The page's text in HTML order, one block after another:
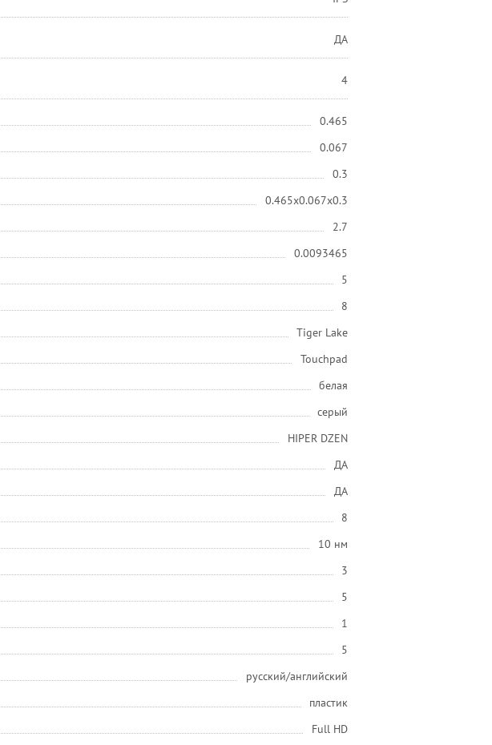
ДА
4
0.465
0.067
0.3
0.465x0.067x0.3
2.7
0.0093465
5
8
Tiger Lake
Touchpad
белая
серый
HIPER DZEN
ДА
ДА
8
10 нм
3
5
1
5
русский/английский
пластик
Full HD